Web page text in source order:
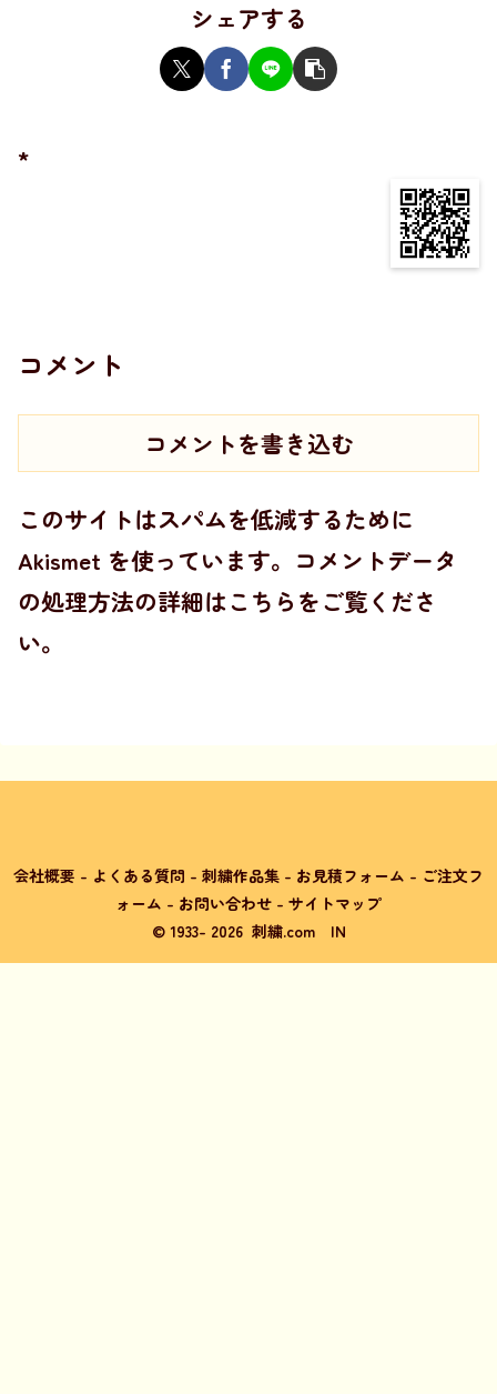
シェアする
*
コメント
コメントを書き込む
このサイトはスパムを低減するために
Akismet を使っています。 コメントデータ
の処理方法の詳細はこちらをご覧くださ
い。
会社概要 - よくある質問 - 刺繍作品集 - お見積フォーム - ご注文フ
ォーム - お問い合わせ - サイトマップ
© 1933- 2026 刺繍.com IN